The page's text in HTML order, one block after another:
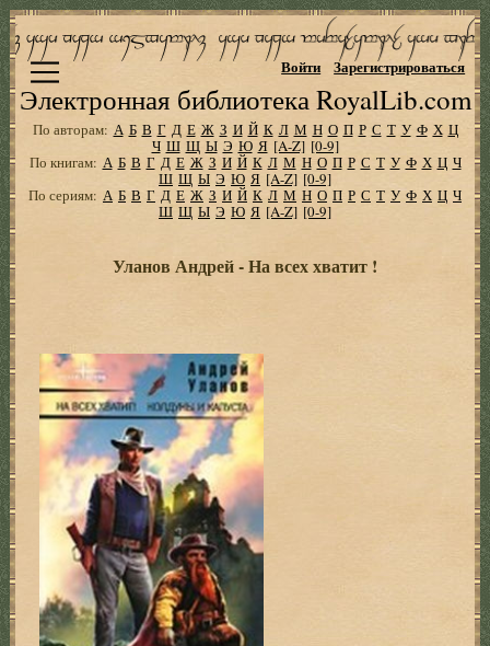
Электронная библиотека RoyalLib.com
Войти Зарегистрироваться
По авторам: А Б В Г Д Е Ж З И Й К Л М Н О П Р С Т У Ф Х Ц
Ч Ш Щ Ы Э Ю Я [A-Z] [0-9]
По книгам: А Б В Г Д Е Ж З И Й К Л М Н О П Р С Т У Ф Х Ц Ч
Ш Щ Ы Э Ю Я [A-Z] [0-9]
По сериям: А Б В Г Д Е Ж З И Й К Л М Н О П Р С Т У Ф Х Ц Ч
Ш Щ Ы Э Ю Я [A-Z] [0-9]
Уланов Андрей - На всех хватит !